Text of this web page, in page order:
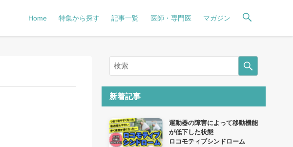
Home 特集から探す 記事一覧 医師・専門医 マガジン
新着記事
運動器の障害によって移動機能
が低下した状態
ロコモティブシンドローム